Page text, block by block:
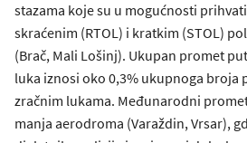
stazama koje su u mogućnosti
skraćenim (RTOL) i kratkim (STOL)
(Brač, Mali Lošinj). Ukupan promet
luka iznosi oko 0,3% ukupnoga broja
zračnim lukama. Međunarodni
manja aerodroma (Varaždin, Vrsar),